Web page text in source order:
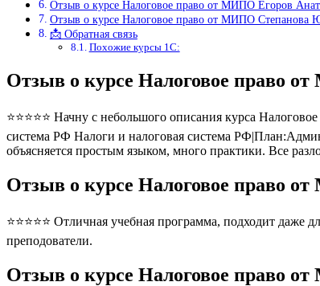
Отзыв о курсе Налоговое право от МИПО Егоров
Отзыв о курсе Налоговое право от МИПО Степанова
📩 Обратная связь
Похожие курсы 1С:
Отзыв о курсе Налоговое право
⭐⭐⭐⭐⭐ Начну с небольшого описания курса
система РФ Налоги и налоговая система
объясняется простым языком, много практики. Все
Отзыв о курсе Налоговое право
⭐⭐⭐⭐⭐ Отличная учебная программа, подходит
преподователи.
Отзыв о курсе Налоговое право